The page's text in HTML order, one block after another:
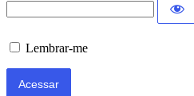
Lembrar-me